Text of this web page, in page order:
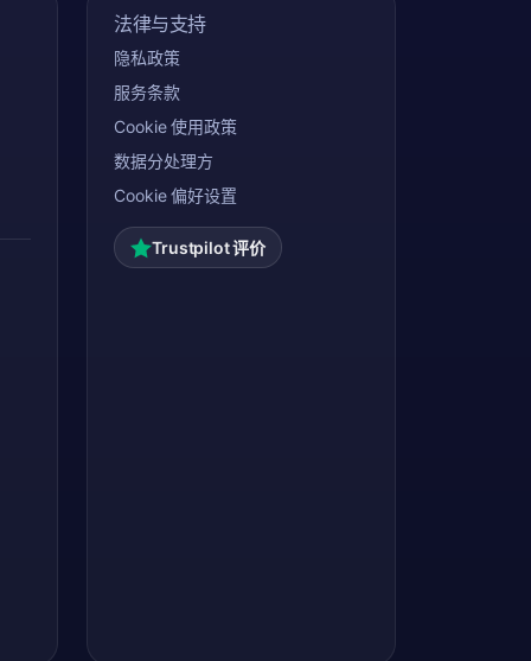
法律与支持
隐私政策
服务条款
Cookie 使用政策
数据分处理方
Cookie 偏好设置
Trustpilot 评价